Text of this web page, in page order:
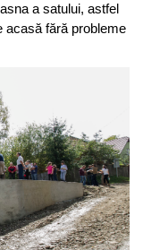
a satului, astfel
acasă fără probleme